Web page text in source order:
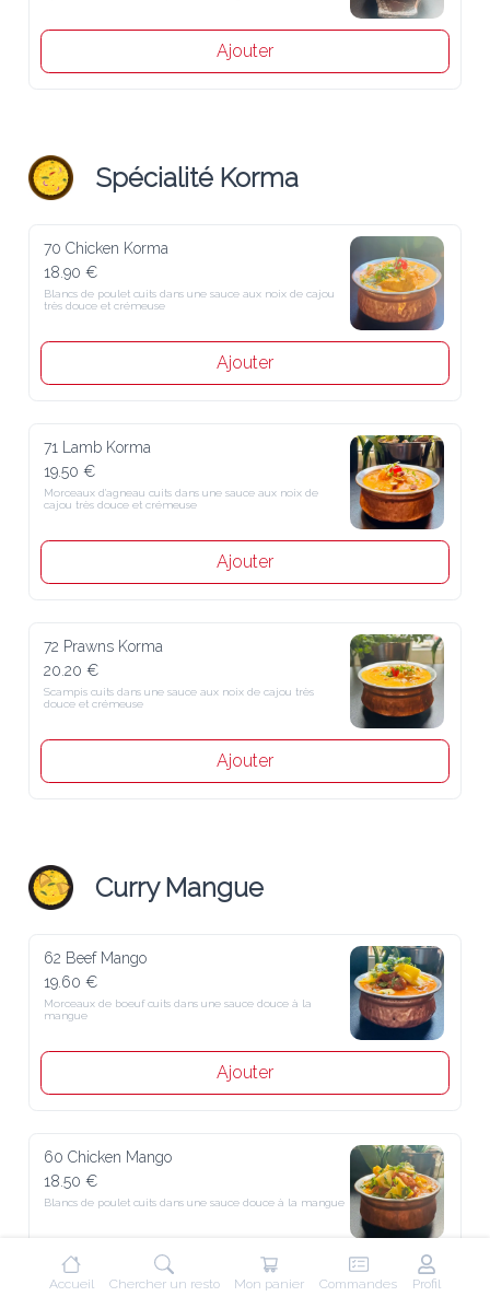
Ajouter
Spécialité Korma
70 Chicken Korma
18.90 €
Blancs de poulet cuits dans une sauce aux noix de cajou très douce
et crémeuse
Ajouter
71 Lamb Korma
19.50 €
Morceaux d'agneau cuits dans une sauce aux noix de cajou très
douce et crémeuse
Ajouter
72 Prawns Korma
20.20 €
Scampis cuits dans une sauce aux noix de cajou très douce et
crémeuse
Ajouter
Curry Mangue
62 Beef Mango
19.60 €
Morceaux de boeuf cuits dans une sauce douce à la mangue
Ajouter
60 Chicken Mango
18.50 €
Blancs de poulet cuits dans une sauce douce à la mangue
Ajouter
Accueil Chercher un resto Mon panier Commandes Profil